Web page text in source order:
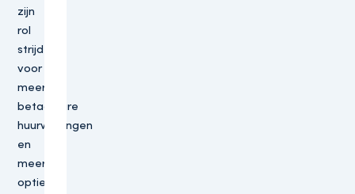
zijn
rol
strijdt
voor
meer
betaalbare
huurwoningen
en
meer
opties